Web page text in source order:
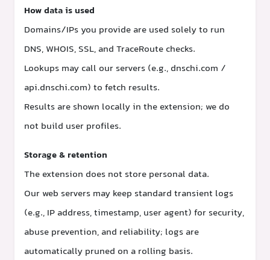
How data is used
Domains/IPs you provide are used solely to run
DNS, WHOIS, SSL, and TraceRoute checks.
Lookups may call our servers (e.g., dnschi.com /
api.dnschi.com) to fetch results.
Results are shown locally in the extension; we do
not build user profiles.
Storage & retention
The extension does not store personal data.
Our web servers may keep standard transient logs
(e.g., IP address, timestamp, user agent) for security,
abuse prevention, and reliability; logs are
automatically pruned on a rolling basis.